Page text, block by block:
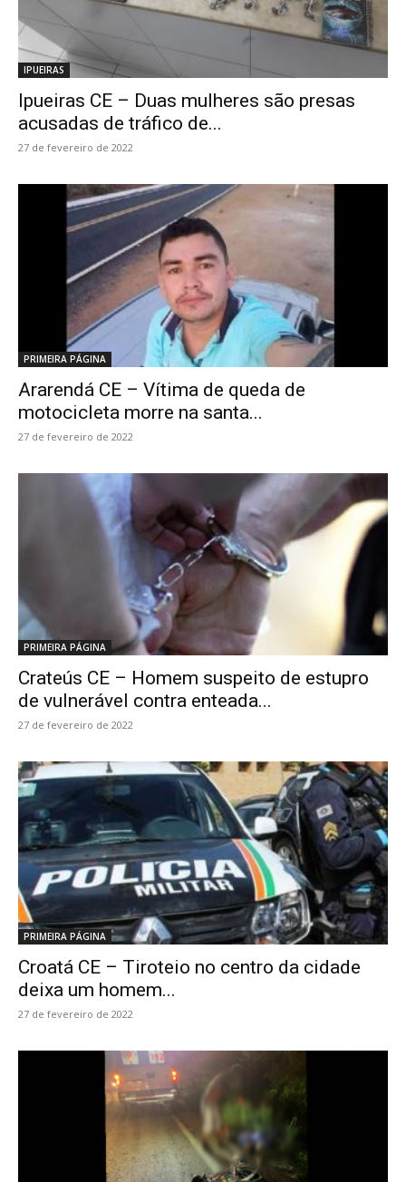
IPUEIRAS
Ipueiras CE – Duas mulheres são presas
acusadas de tráfico de...
27 de fevereiro de 2022
PRIMEIRA PÁGINA
Ararendá CE – Vítima de queda de
motocicleta morre na santa...
27 de fevereiro de 2022
PRIMEIRA PÁGINA
Crateús CE – Homem suspeito de estupro
de vulnerável contra enteada...
27 de fevereiro de 2022
PRIMEIRA PÁGINA
Croatá CE – Tiroteio no centro da cidade
deixa um homem...
27 de fevereiro de 2022